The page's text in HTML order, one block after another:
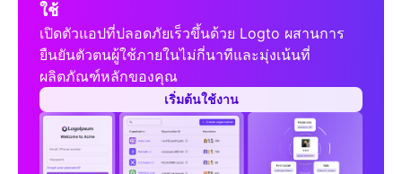
ใช้
เปิดตัวแอปที่ปลอดภัยเร็วขึ้นด้วย Logto ผสานการ
ยืนยันตัวตนผู้ใช้ภายในไม่กี่นาทีและมุ่งเน้นที่
ผลิตภัณฑ์หลักของคุณ
เริ่มต้นใช้งาน